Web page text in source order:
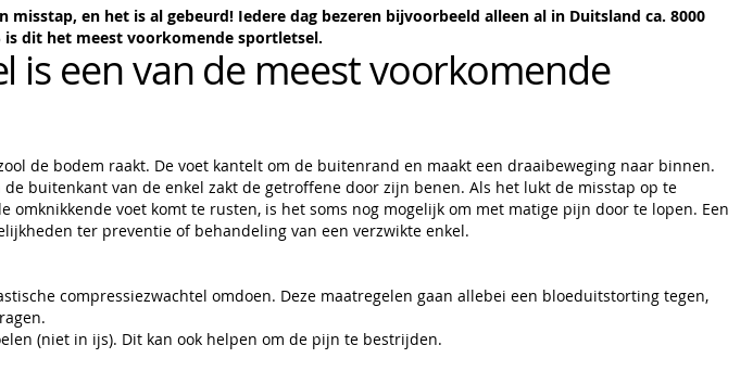
en het is al gebeurd! Iedere dag bezeren bijvoorbeeld alleen al in Duitsland ca. 8000
is dit het meest voorkomende sportletsel.
is een van de meest voorkomende
de bodem raakt. De voet kantelt om de buitenrand en maakt een draaibeweging naar binnen.
buitenkant van de enkel zakt de getroffene door zijn benen. Als het lukt de misstap op te
omknikkende voet komt te rusten, is het soms nog mogelijk om met matige pijn door te lopen. Een
ter preventie of behandeling van een verzwikte enkel.
compressiezwachtel omdoen. Deze maatregelen gaan allebei een bloeduitstorting tegen,
(niet in ijs). Dit kan ook helpen om de pijn te bestrijden.